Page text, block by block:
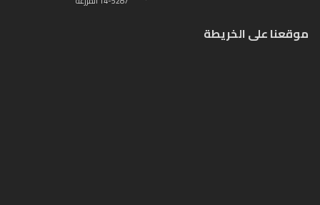
موقعنا على الخريطة